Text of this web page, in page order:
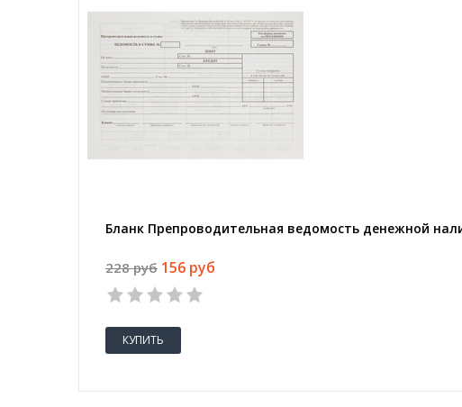
Бланк Препроводительная ведомость денежной
228 руб 156 руб
КУПИТЬ